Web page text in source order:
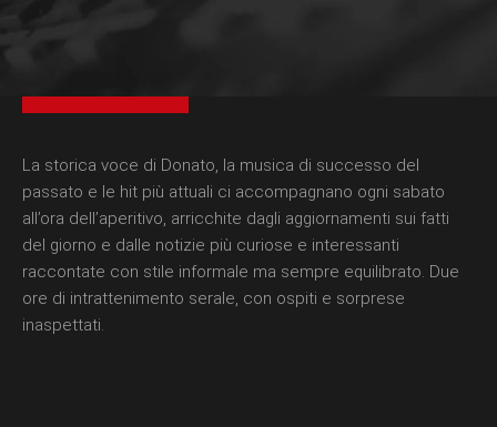
La storica voce di Donato, la musica di successo del
passato e le hit più attuali ci accompagnano ogni sabato
all’ora dell’aperitivo, arricchite dagli aggiornamenti sui fatti
del giorno e dalle notizie più curiose e interessanti
raccontate con stile informale ma sempre equilibrato. Due
ore di intrattenimento serale, con ospiti e sorprese
inaspettati.